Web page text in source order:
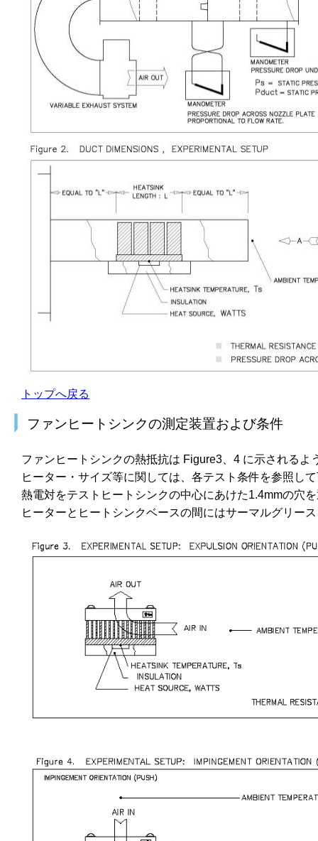
トップへ戻る
ファンヒートシンクの測定装置および条件
ファンヒートシンクの熱抵抗は Figure3、4 に示されるよ
ヒーター・サイズ等に関しては、各テスト条件を参照し
熱電対をテストヒートシンクの中心にあけた1.4mmの穴
ヒーターとヒートシンクベースの間にはサーマルグリー